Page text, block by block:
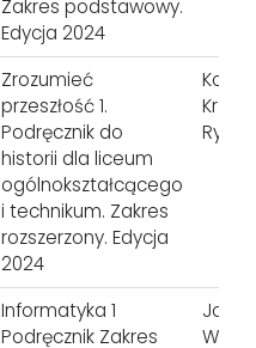
Zakres podstawowy.
Edycja 2024
Zrozumieć
przeszłość 1.
Podręcznik do
historii dla liceum
ogólnokształcącego
i technikum. Zakres
rozszerzony. Edycja
2024
Informatyka 1
Podręcznik Zakres